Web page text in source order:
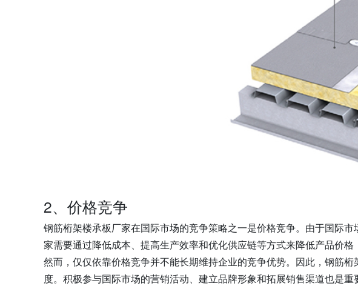
2、价格竞争
钢筋桁架楼承板厂家在国际市场的竞争策略之一是价格竞争。由于国际
家需要通过降低成本、提高生产效率和优化供应链等方式来降低产品价格
然而，仅仅依靠价格竞争并不能长期维持企业的竞争优势。因此，钢筋
度。积极参与国际市场的营销活动、建立品牌形象和拓展销售渠道也是重